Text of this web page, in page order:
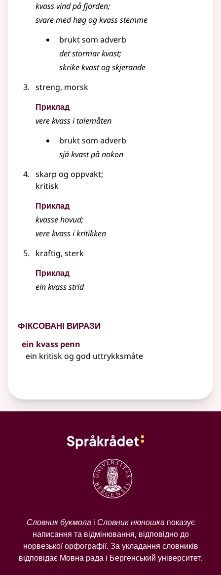
kvass vind på fjorden;
svare med høg og kvass stemme
brukt som adverb
det stormar kvast;
skrike kvast og skjerande
streng, morsk
Приклад
vere kvass i talemåten
brukt som adverb
sjå kvast på nokon
skarp og oppvakt;
kritisk
Приклад
kvasse hovud;
vere kvass i kritikken
kraftig, sterk
Приклад
ein kvass strid
Фіксовані вирази
ein kvass penn
ein kritisk og god uttrykksmåte
Словник букмолаі Словник нюношкапоказує
написання та відмінювання, відповідно до
норвезької орфографії. За укладання словників
відповідає Мовна рада і Бергенський університет.